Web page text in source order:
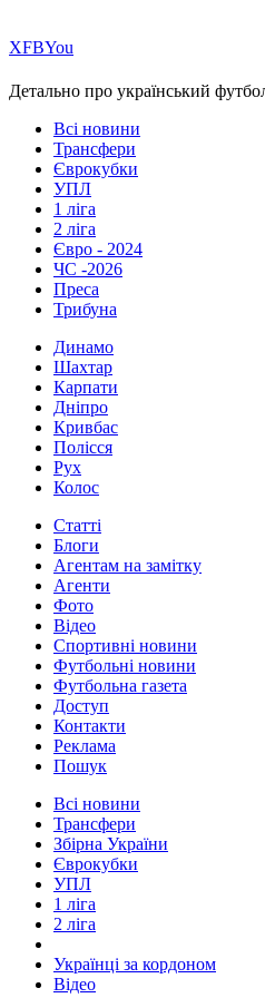
ХFBYou
Детально про український
Всі новини
Трансфери
Єврокубки
УПЛ
1 ліга
2 ліга
Євро - 2024
ЧС -2026
Преса
Трибуна
Динамо
Шахтар
Карпати
Дніпро
Кривбас
Полісся
Рух
Колос
Статті
Блоги
Агентам на замітку
Агенти
Фото
Відео
Спортивні новини
Футбольні новини
Футбольна газета
Доступ
Контакти
Реклама
Пошук
Всі новини
Трансфери
Збірна України
Єврокубки
УПЛ
1 ліга
2 ліга
Українці за кордоном
Відео